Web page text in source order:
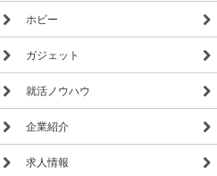
ホビー
ガジェット
就活ノウハウ
企業紹介
求人情報